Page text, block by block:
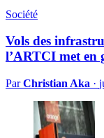
Société
Vols des
l’ARTCI met en
ParChristian Aka ·